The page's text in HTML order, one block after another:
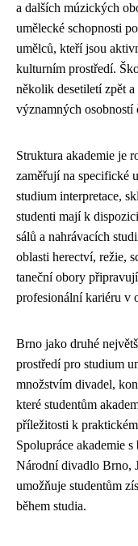
a dalších múzických
umělecké schopnosti
umělců, kteří jsou
kulturním prostředí.
několik desetiletí zpět
významných
Struktura akademie je
zaměřují na specifické
studium interpretace,
studenti mají k
sálů a nahrávacích
oblasti herectví, režie,
taneční obory
profesionální kariéru v
Brno jako druhé
prostředí pro studium
množstvím divadel,
které studentům
příležitosti k
Spolupráce akademie
Národní divadlo Brno,
umožňuje studentům
během studia.